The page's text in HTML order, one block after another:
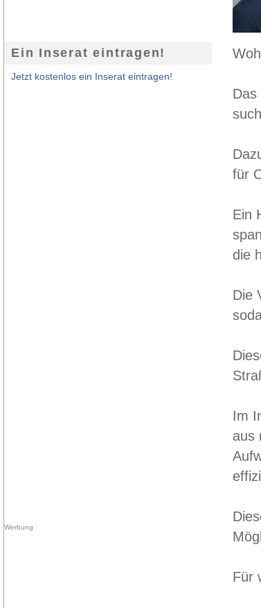
Das
für
Ein
die
Die
Im
aus
Für
Ein Inserat eintragen!
Jetzt kostenlos ein Inserat eintragen!